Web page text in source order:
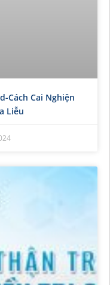
Cách Cai Nghiện
Liễu